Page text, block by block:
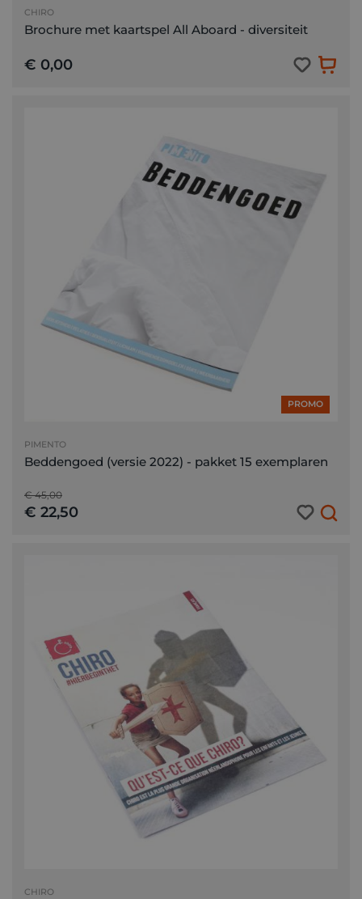
CHIRO
Brochure met kaartspel All Aboard - diversiteit
€ 0,00
PROMO
PIMENTO
Beddengoed (versie 2022) - pakket 15 exemplaren
€ 45,00
€ 22,50
CHIRO